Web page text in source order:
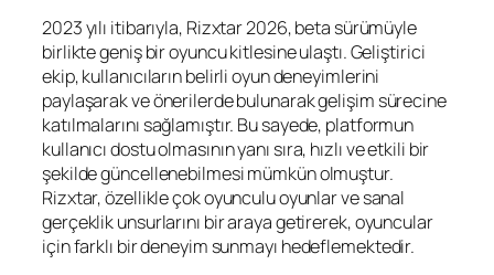
2023 yılı itibarıyla, Rizxtar 2026, beta sürümüyle
birlikte geniş bir oyuncu kitlesine ulaştı. Geliştirici
ekip, kullanıcıların belirli oyun deneyimlerini
paylaşarak ve önerilerde bulunarak gelişim sürecine
katılmalarını sağlamıştır. Bu sayede, platformun
kullanıcı dostu olmasının yanı sıra, hızlı ve etkili bir
şekilde güncellenebilmesi mümkün olmuştur.
Rizxtar, özellikle çok oyunculu oyunlar ve sanal
gerçeklik unsurlarını bir araya getirerek, oyuncular
için farklı bir deneyim sunmayı hedeflemektedir.